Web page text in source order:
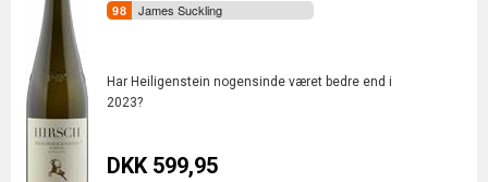
James Suckling
Har Heiligenstein nogensinde været bedre end i
2023?
DKK 599,95